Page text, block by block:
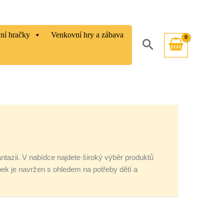
hračky Venkovní hry a zábava
Hledat
V nabídce najdete široký výběr produktů
je navržen s ohledem na potřeby dětí a